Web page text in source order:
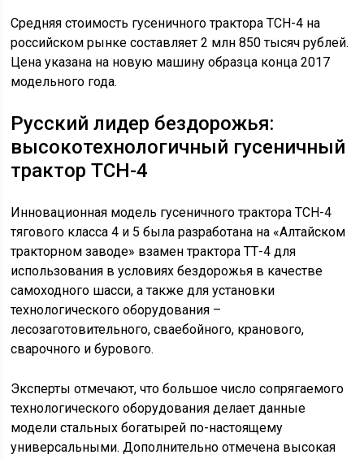
Средняя стоимость гусеничного трактора ТСН-4 на
российском рынке составляет 2 млн 850 тысяч рублей.
Цена указана на новую машину образца конца 2017
модельного года.
Русский лидер бездорожья:
высокотехнологичный гусеничный
трактор ТСН-4
Инновационная модель гусеничного трактора ТСН-4
тягового класса 4 и 5 была разработана на «Алтайском
тракторном заводе» взамен трактора ТТ-4 для
использования в условиях бездорожья в качестве
самоходного шасси, а также для установки
технологического оборудования –
лесозаготовительного, сваебойного, кранового,
сварочного и бурового.
Эксперты отмечают, что большое число сопрягаемого
технологического оборудования делает данные
модели стальных богатырей по-настоящему
универсальными. Дополнительно отмечена высокая